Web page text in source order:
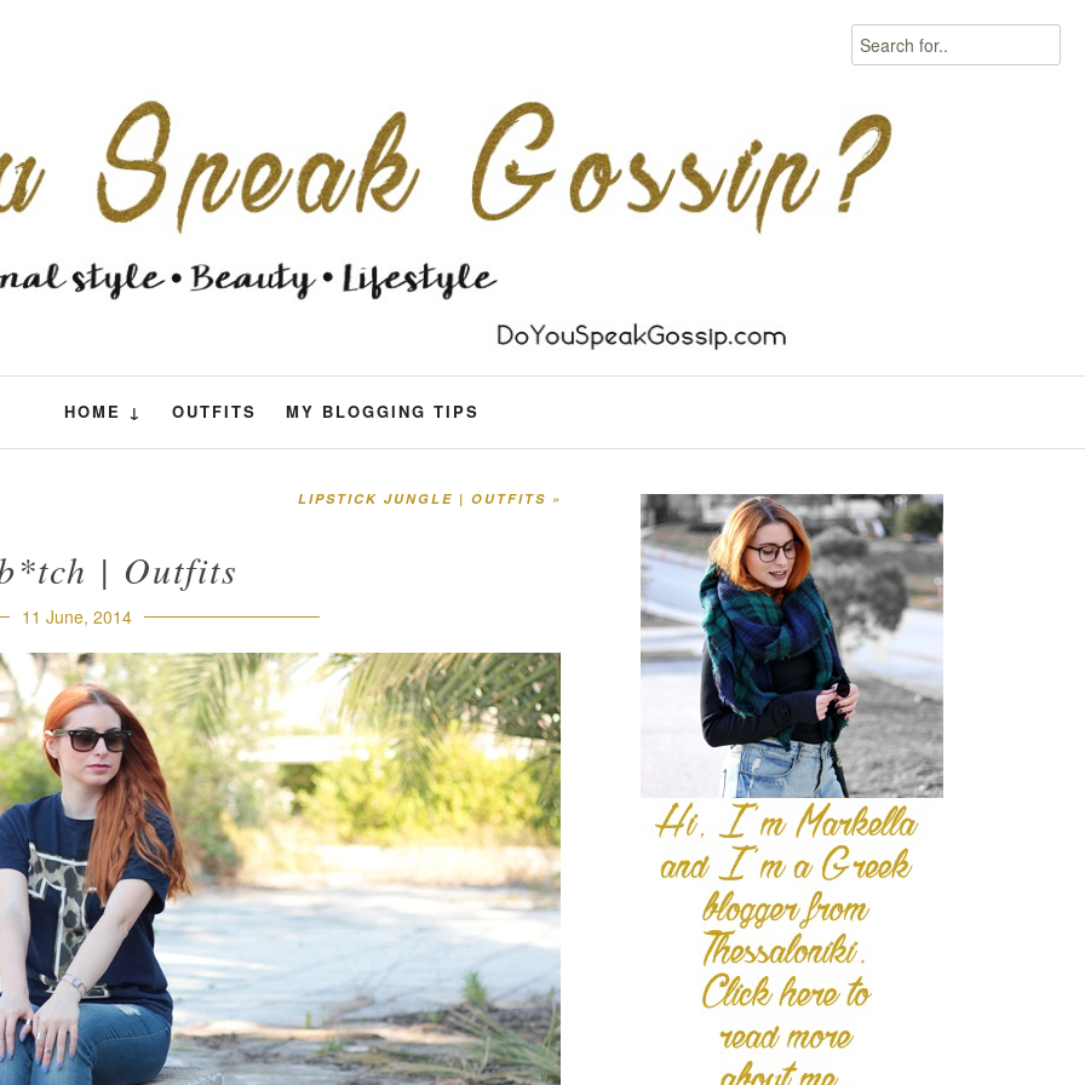
Search
HOME ↓ OUTFITS MY BLOGGING TIPS
LIPSTICK JUNGLE | OUTFITS»
| Outfits
11 June, 2014